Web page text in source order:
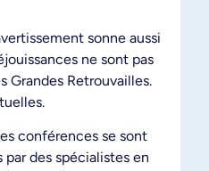
sonne aussi
ne sont pas
Grandes Retrouvailles.
conférences se sont
des spécialistes en